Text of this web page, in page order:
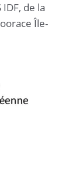
de la
Île-